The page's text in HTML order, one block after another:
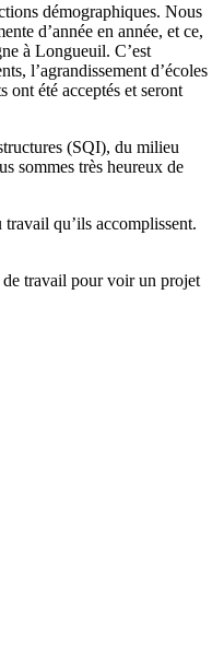
démographiques. Nous
d’année en année, et ce,
à Longueuil. C’est
l’agrandissement d’écoles
été acceptés et seront
(SQI), du milieu
sommes très heureux de
qu’ils accomplissent.
de travail pour voir un projet